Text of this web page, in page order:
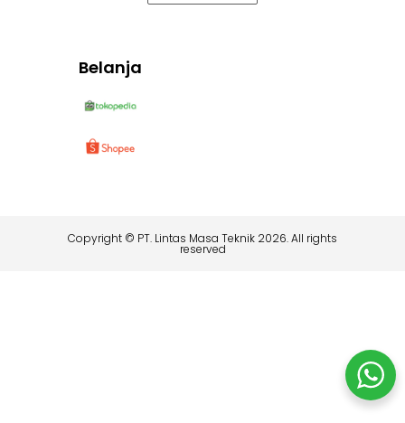
Belanja
Copyright © PT. Lintas Masa Teknik 2026. All rights
reserved